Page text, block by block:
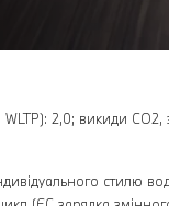
2,0; викиди